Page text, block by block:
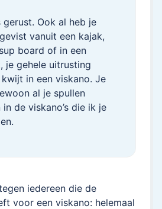
gerust. Ook al heb je
vanuit een kajak,
board of in een
je gehele uitrusting
in een viskano. Je
al je spullen
in de viskano’s die ik je
iedereen die de
voor een viskano: helemaal